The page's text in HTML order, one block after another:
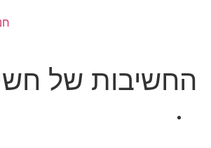
החשיבות של